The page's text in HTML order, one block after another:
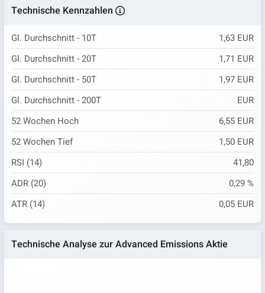
Technische Kennzahlen
Gl. Durchschnitt - 10T
1,63 EUR
Gl. Durchschnitt - 20T
1,71 EUR
Gl. Durchschnitt - 50T
1,97 EUR
Gl. Durchschnitt - 200T
EUR
52 Wochen Hoch
6,55 EUR
52 Wochen Tief
1,50 EUR
RSI (14)
41,80
ADR (20)
0,29 %
ATR (14)
0,05 EUR
Technische Analyse zur Advanced Emissions Aktie